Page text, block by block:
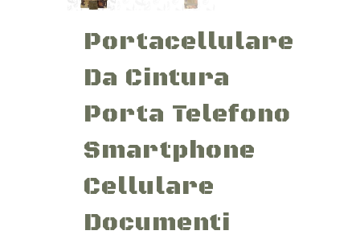
Portacellulare
Da Cintura
Porta Telefono
Smartphone
Cellulare
Documenti